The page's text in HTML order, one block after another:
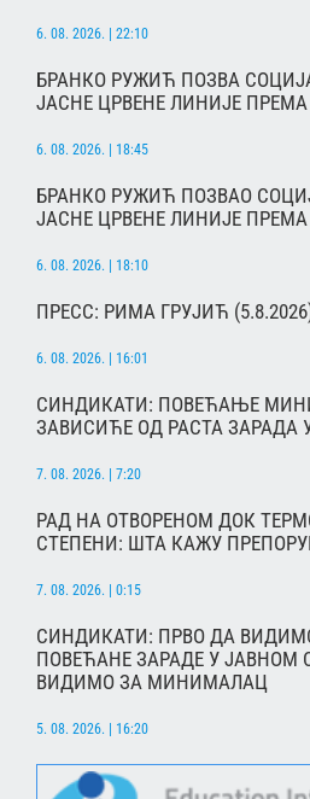
6. 08. 2026. | 22:10
БРАНКО РУЖИЋ ПОЗВА
ЈАСНЕ ЦРВЕНЕ ЛИНИЈЕ
6. 08. 2026. | 18:45
БРАНКО РУЖИЋ ПОЗВАО
ЈАСНЕ ЦРВЕНЕ ЛИНИЈЕ
6. 08. 2026. | 18:10
ПРЕСС: РИМА ГРУЈИЋ
6. 08. 2026. | 16:01
СИНДИКАТИ: ПОВЕЋАЊЕ
ЗАВИСИЋЕ ОД РАСТА ЗАРАДА
7. 08. 2026. | 7:20
РАД НА ОТВОРЕНОМ ДОК
СТЕПЕНИ: ШТА КАЖУ
7. 08. 2026. | 0:15
СИНДИКАТИ: ПРВО ДА
ПОВЕЋАНЕ ЗАРАДЕ У ЈАВНОМ
ВИДИМО ЗА МИНИМАЛАЦ
5. 08. 2026. | 16:20